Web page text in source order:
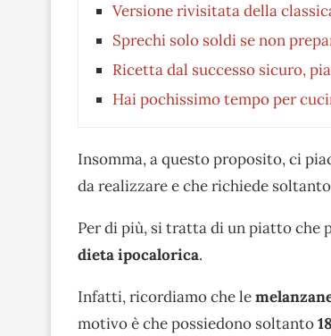
Versione rivisitata della
Sprechi solo soldi se non
Ricetta dal successo sicuro,
Hai pochissimo tempo per
Insomma, a questo proposito, ci
da realizzare e che richiede
Per di più, si tratta di un piatto che
dieta ipocalorica.
Infatti, ricordiamo che le
motivo è che possiedono soltanto